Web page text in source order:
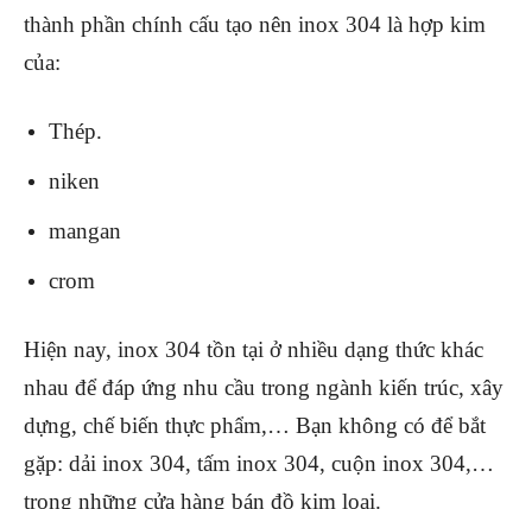
thành phần chính cấu tạo nên inox 304 là hợp kim
của:
Thép.
niken
mangan
crom
Hiện nay, inox 304 tồn tại ở nhiều dạng thức khác
nhau để đáp ứng nhu cầu trong ngành kiến trúc, xây
dựng, chế biến thực phẩm,… Bạn không có để bắt
gặp: dải inox 304, tấm inox 304, cuộn inox 304,…
trong những cửa hàng bán đồ kim loại.